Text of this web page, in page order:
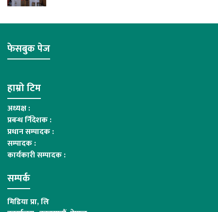
फेसबुक पेज
हाम्रो टिम
अध्यक्ष :
प्रबन्ध र्निदेशक :
प्रधान सम्पादक :
सम्पादक :
कार्यकारी सम्पादक :
सम्पर्क
मिडिया प्रा, लि